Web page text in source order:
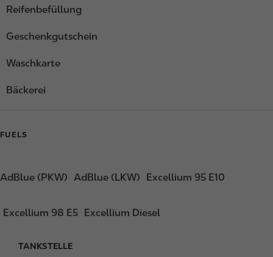
Reifenbefüllung
Geschenkgutschein
Waschkarte
Bäckerei
FUELS
AdBlue (PKW) AdBlue (LKW) Excellium 95 E10
Excellium 98 E5 Excellium Diesel
F
TANKSTELLE